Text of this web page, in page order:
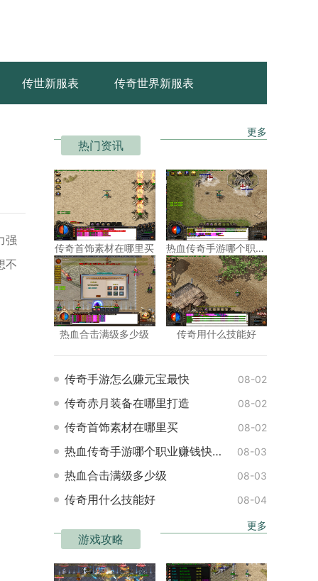
传世新服表 传奇世界新服表
强
不
热门资讯
更多
传奇首饰素材在哪里买 热血传奇手游哪个职业赚钱快一点
热血合击满级多少级 传奇用什么技能好
传奇手游怎么赚元宝最快 08-02
传奇赤月装备在哪里打造 08-02
传奇首饰素材在哪里买 08-02
热血传奇手游哪个职业赚钱快一点 08-03
热血合击满级多少级 08-03
传奇用什么技能好 08-04
游戏攻略
更多